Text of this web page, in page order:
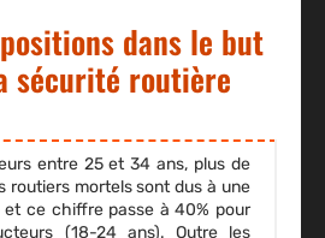
dans le but
sécurité routière
entre 25 et 34 ans, plus de
routiers mortels sont dus à une
ce chiffre passe à 40% pour
(18-24 ans). Outre les